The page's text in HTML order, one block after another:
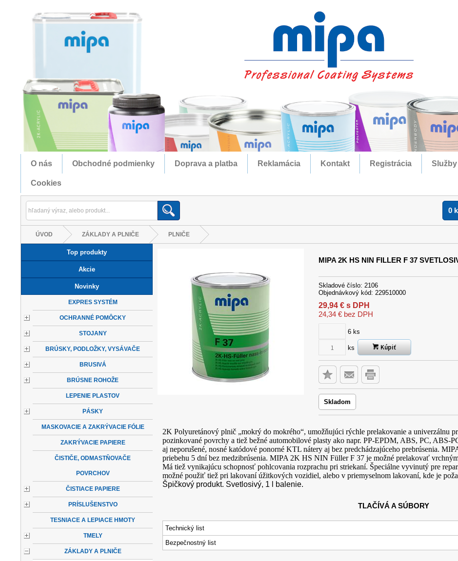
O nás Obchodné podmienky Doprava a platba Reklamácia Kontakt Registrácia Služby
Cookies
0
ÚVOD ZÁKLADY A PLNIČE PLNIČE
Top produkty
Akcie
Novinky
EXPRES SYSTÉM
OCHRANNÉ POMÔCKY
STOJANY
BRÚSKY, PODLOŽKY, VYSÁVAČE
BRUSIVÁ
BRÚSNE ROHOŽE
LEPENIE PLASTOV
PÁSKY
MASKOVACIE A ZAKRÝVACIE FÓLIE
ZAKRÝVACIE PAPIERE
ČISTIČE, ODMASTŇOVAČE
POVRCHOV
ČISTIACE PAPIERE
PRÍSLUŠENSTVO
TESNIACE A LEPIACE HMOTY
TMELY
ZÁKLADY A PLNIČE
MIPA 2K HS NIN FILLER F 37
Skladové číslo: 2106
Objednávkový kód: 229510000
29,94 € s DPH
24,34 € bez DPH
6 ks
ks Kúpiť
Skladom
2K Polyuretánový plnič „mokrý do mokrého“, umožňujúci rýchle prelakovanie a
pozinkované povrchy a tiež bežné automobilové plasty ako napr. PP-EPDM, ABS, PC, ABS-
aj neporušené, nosné katódové ponorné KTL nátery aj bez predchádzajúceho prebrúsenia.
priebehu 5 dní bez medzibrúsenia. MIPA 2K HS NIN Füller F 37 je možné prelakovať
Má tiež vynikajúcu schopnosť pohlcovania rozprachu pri striekaní. Špeciálne vyvinutý pre
možné použiť tiež pri lakovaní úžitkových vozidiel, alebo v priemyselnom lakovaní, kde je
Špičkový produkt. Svetlosivý, 1 l balenie.
TLAČÍVÁ A SÚBORY
Technický list
Bezpečnostný list